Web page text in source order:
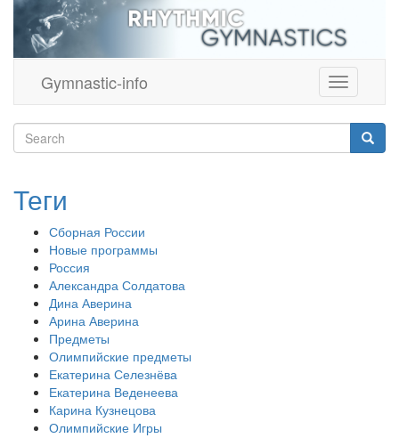
Перейти
основному
содержанию
Toggle
navigation
Gymnastic-info
Поиск
Search
Теги
Сборная России
Новые программы
Россия
Александра Солдатова
Дина Аверина
Арина Аверина
Предметы
Олимпийские предметы
Екатерина Селезнёва
Екатерина Веденеева
Карина Кузнецова
Олимпийские Игры